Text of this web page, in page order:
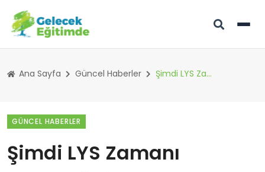
Ana Sayfa Güncel Haberler Şimdi LYS Zamanı
GÜNCEL HABERLER
Şimdi LYS Zamanı